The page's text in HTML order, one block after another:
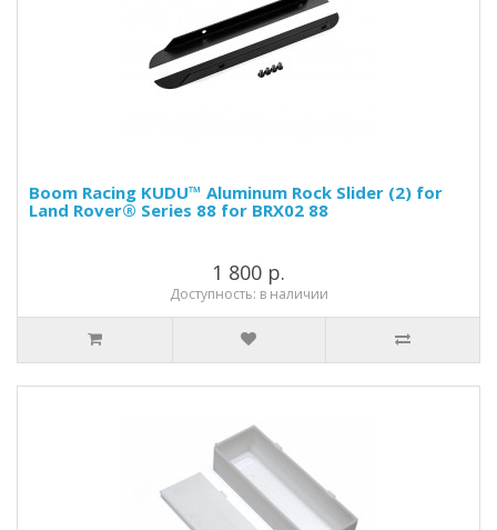
Boom Racing KUDU™ Aluminum Rock Slider (2) for
Land Rover® Series 88 for BRX02 88
1 800 р.
Доступность: в наличии